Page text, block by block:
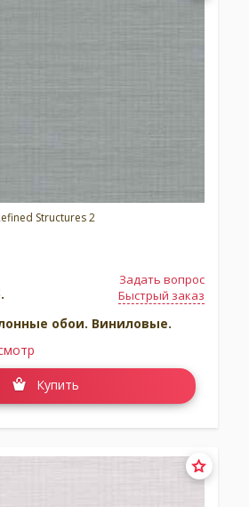
Structures 2
Задать вопрос
Быстрый заказ
обои. Виниловые.
Купить